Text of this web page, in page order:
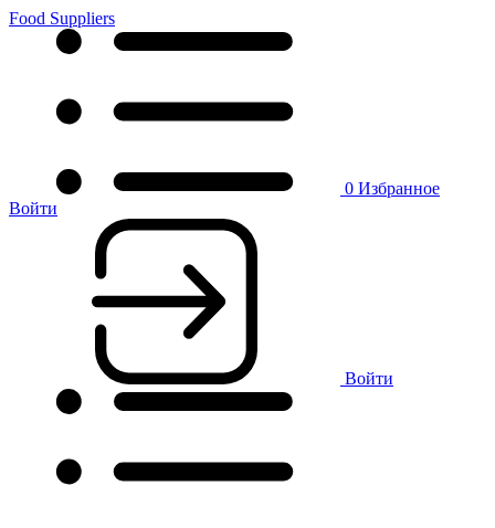
Food Suppliers
0 Избранное
Войти
Войти